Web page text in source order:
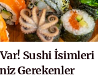
Sushi İsimleri
Gerekenler